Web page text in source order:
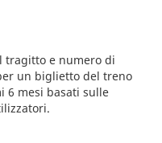
tragitto e numero di
un biglietto del treno
6 mesi basati sulle